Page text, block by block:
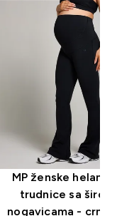
MP ženske
trudnice sa
nogavicama - crna